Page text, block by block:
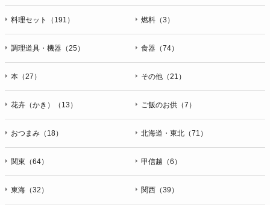
料理セット（191） 燃料（3）
調理道具・機器（25） 食器（74）
本（27） その他（21）
花卉（かき）（13） ご飯のお供（7）
おつまみ（18） 北海道・東北（71）
関東（64） 甲信越（6）
東海（32） 関西（39）